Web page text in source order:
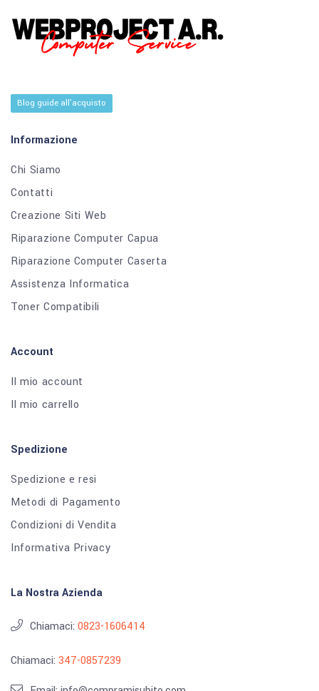
Blog guide all'acquisto
Informazione
Chi Siamo
Contatti
Creazione Siti Web
Riparazione Computer Capua
Riparazione Computer Caserta
Assistenza Informatica
Toner Compatibili
Account
Il mio account
Il mio carrello
Spedizione
Spedizione e resi
Metodi di Pagamento
Condizioni di Vendita
Informativa Privacy
La Nostra Azienda
Chiamaci: 0823-1606414
Chiamaci: 347-0857239